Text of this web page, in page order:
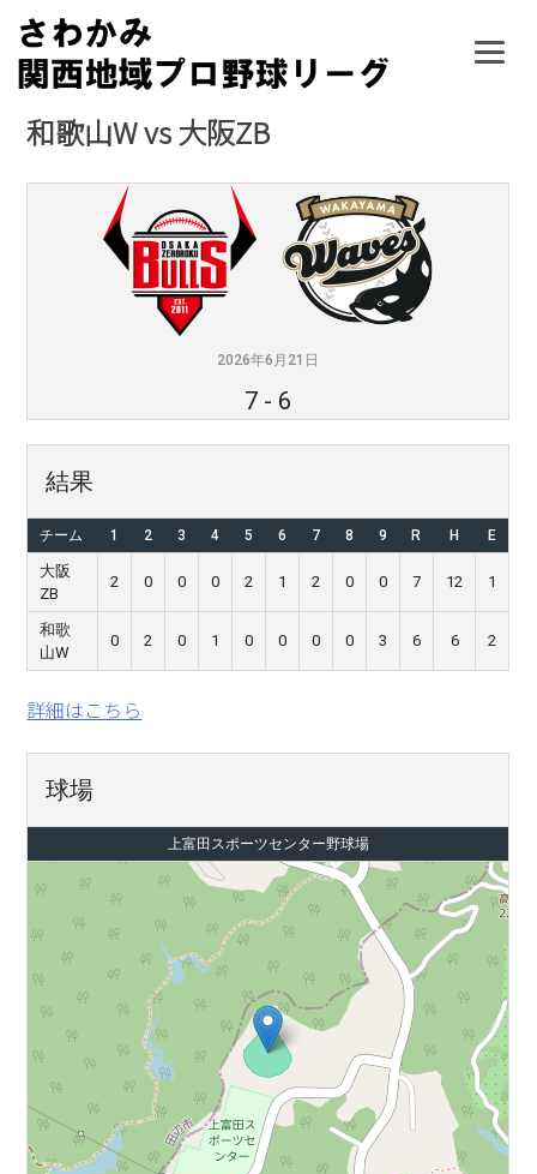
Skip
content
和歌山W vs 大阪ZB
2026年6月21日
7 - 6
結果
チーム 1 2 3 4 5 6 7 8 9 R H E
大阪
ZB
2 0 0 0 2 1 2 0 0 7 12 1
和歌
山W
0 2 0 1 0 0 0 0 3 6 6 2
詳細はこちら
球場
上富田スポーツセンター野球場